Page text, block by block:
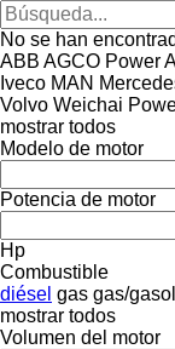
No se han
ABB AGCO Power
Iveco MAN
Volvo Weichai
mostrar todos
Modelo de motor
Potencia de motor
Hp
Combustible
diésel gas gas/
mostrar todos
Volumen del motor